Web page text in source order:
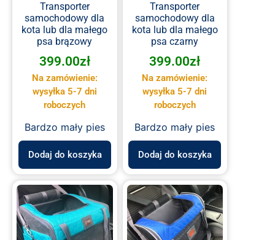
Transporter
samochodowy dla
kota lub dla małego
psa brązowy
399.00zł
Na zamówienie:
wysyłka 5-7 dni
roboczych
Bardzo mały pies
Dodaj do koszyka
Transporter
samochodowy dla
kota lub dla małego
psa czarny
399.00zł
Na zamówienie:
wysyłka 5-7 dni
roboczych
Bardzo mały pies
Dodaj do koszyka